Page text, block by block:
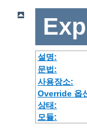
설명:
문법:
사용장소:
Override 옵
상태:
모듈: